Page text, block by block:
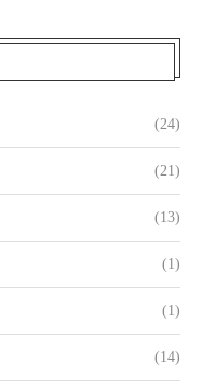
(24)
(21)
(13)
(1)
(1)
(14)